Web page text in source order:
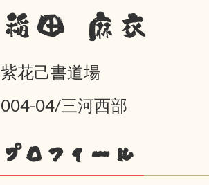
稲田 麻衣
紫花己書道場
004-04/三河西部
プロフィール